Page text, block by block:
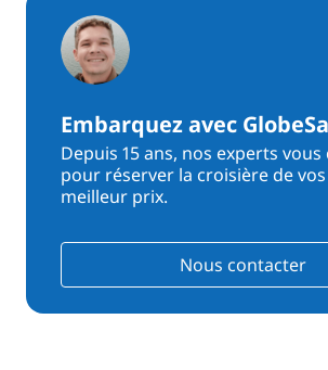
Embarquez avec
Depuis 15 ans, nos experts
pour réserver la croisière de
meilleur prix.
Nous contacter